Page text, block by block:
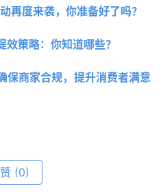
再度来袭，你准备好了吗？
策略：你知道哪些？
保商家合规，提升消费者满意
赞 (0)